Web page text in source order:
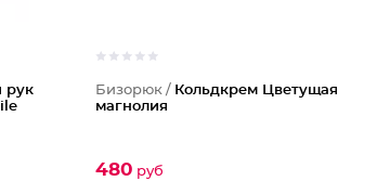
рук
Бизорюк / Кольдкрем Цветущая
магнолия
480 руб